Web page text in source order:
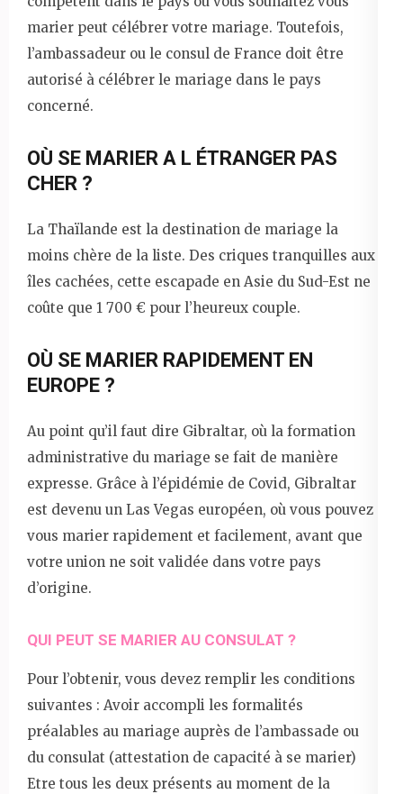
marier peut célébrer votre mariage. Toutefois,
l’ambassadeur ou le consul de France doit être
autorisé à célébrer le mariage dans le pays
concerné.
OÙ SE MARIER A L ÉTRANGER PAS
CHER ?
La Thaïlande est la destination de mariage la
moins chère de la liste. Des criques tranquilles aux
îles cachées, cette escapade en Asie du Sud-Est ne
coûte que 1 700 € pour l’heureux couple.
OÙ SE MARIER RAPIDEMENT EN
EUROPE ?
Au point qu’il faut dire Gibraltar, où la formation
administrative du mariage se fait de manière
expresse. Grâce à l’épidémie de Covid, Gibraltar
est devenu un Las Vegas européen, où vous pouvez
vous marier rapidement et facilement, avant que
votre union ne soit validée dans votre pays
d’origine.
QUI PEUT SE MARIER AU CONSULAT ?
Pour l’obtenir, vous devez remplir les conditions
suivantes : Avoir accompli les formalités
préalables au mariage auprès de l’ambassade ou
du consulat (attestation de capacité à se marier)
Etre tous les deux présents au moment de la